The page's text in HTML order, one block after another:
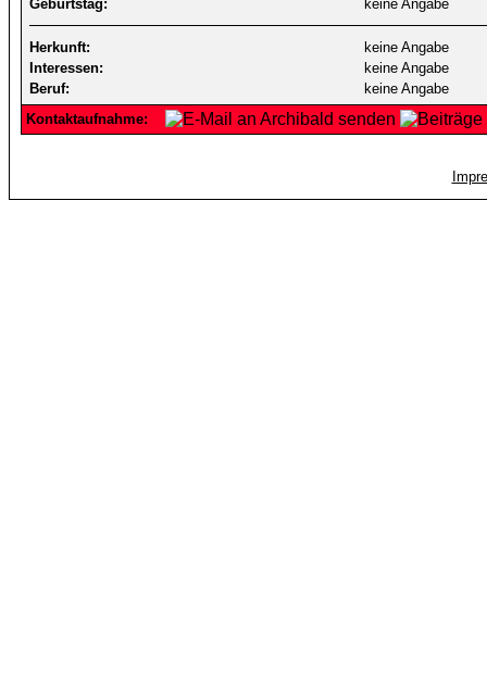
Geburtstag:
keine Angabe
Herkunft:
keine Angabe
Interessen:
keine Angabe
Beruf:
keine Angabe
Kontaktaufnahme: